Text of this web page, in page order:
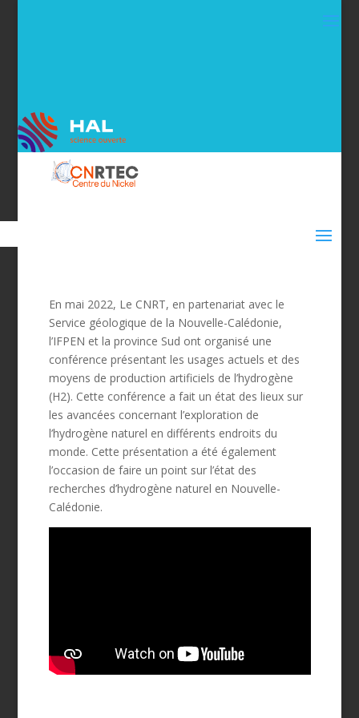
En mai 2022, Le CNRT, en partenariat avec le
Service géologique de la Nouvelle-Calédonie,
l’IFPEN et la province Sud ont organisé une
conférence présentant les usages actuels et des
moyens de production artificiels de l’hydrogène
(H2). Cette conférence a fait un état des lieux sur
les avancées concernant l’exploration de
l’hydrogène naturel en différents endroits du
monde. Cette présentation a été également
l’occasion de faire un point sur l’état des
recherches d’hydrogène naturel en Nouvelle-
Calédonie.